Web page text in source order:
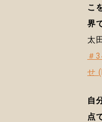
こ
界
太
＃
せ
自
点